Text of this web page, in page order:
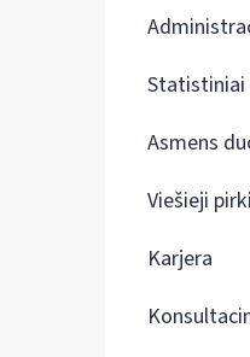
Statistiniai
Asmens
Viešieji
Karjera